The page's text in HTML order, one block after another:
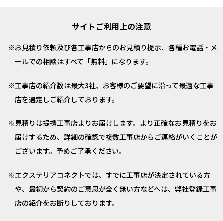
サイトご利用上の注意
お見積り依頼及び各工事店からのお見積り提示、各種お電話・メ
ールでの相談はすべて「無料」になります。
工事店の紹介数は最大3社、お客様のご要望に沿って最適な工事
店を選定しご紹介しております。
見積りは提携工事店よりお届けします。より正確なお見積りをお
届けするため、詳細の確認で複数工事店からご連絡がいくことが
ございます。予めご了承ください。
エクステリアコネクトでは、すでに工事店が決定されている方
や、最初から契約のご意思が全く無い方などへは、弊社登録工事
店の紹介をお断りしております。